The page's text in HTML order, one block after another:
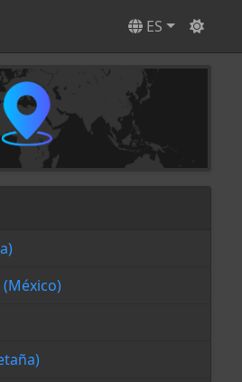
ES